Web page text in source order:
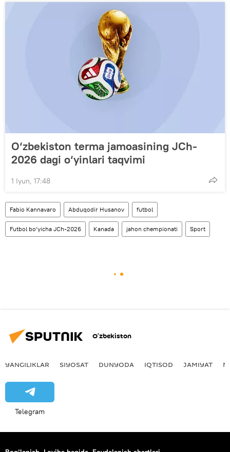
O‘zbekiston terma jamoasining JCh-
2026 dagi o‘yinlari taqvimi
1 Iyun, 17:48
Fabio Kannavaro Abduqodir Husanov futbol
Futbol bo‘yicha JCh-2026 Kanada jahon chempionati Sport
O‘zbekiston
YANGILIKLAR SIYOSAT DUNYODA IQTISOD JAMIYAT
Telegram